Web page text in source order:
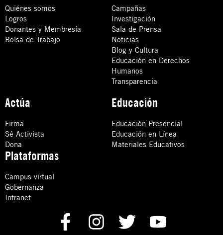
Quiénes somos
Logros
Donantes y Membresía
Bolsa de Trabajo
Campañas
Investigación
Sala de Prensa
Noticias
Blog y Cultura
Educación en Derechos
Humanos
Transparencia
Actúa
Firma
Sé Activista
Dona
Educación
Educación Presencial
Educación en Línea
Materiales Educativos
Plataformas
Campus virtual
Gobernanza
Intranet